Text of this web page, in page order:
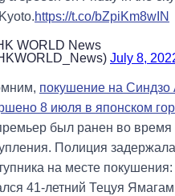
https://t.co/bZpiKm8wIN
WORLD News
July 8,
покушение на
8 июля в японском
был ранен во время
Полиция задержала
на месте
41-летний Тецуя